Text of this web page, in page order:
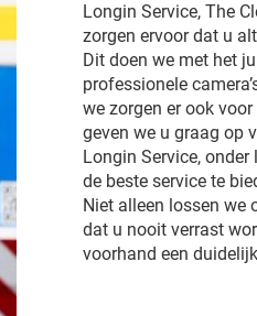
Longin Service, The
zorgen ervoor dat u
Dit doen we met het
professionele
we zorgen er ook
geven we u graag op
Longin Service,
de beste service te
Niet alleen lossen we
dat u nooit verrast
voorhand een